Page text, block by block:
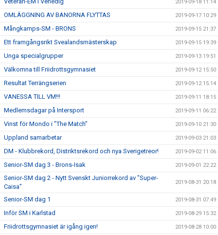
2019-09-18 11:14
OMLÄGGNING AV BANORNA FLYTTAS 2019-09-17 10:29
Mångkamps-SM - BRONS 2019-09-15 21:37
Ett framgångsrikt Svealandsmästerskap 2019-09-15 19:39
Unga specialgrupper 2019-09-13 19:51
Välkomna till Friidrottsgymnasiet 2019-09-12 15:50
Resultat Terrängserien 2019-09-12 15:14
VANESSA TILL VM!!! 2019-09-11 18:15
Medlemsdagar på Intersport 2019-09-11 06:22
Vinst för Mondo i ”The Match” 2019-09-10 21:30
Uppland samarbetar 2019-09-03 21:03
DM - Klubbrekord, Distriktsrekord och nya Sverigetreor! 2019-09-02 11:06
Senior-SM dag 3 - Brons-Isak 2019-09-01 22:22
Senior-SM dag 2 - Nytt Svenskt Juniorrekord av "Super-
Caisa"
2019-08-31 20:18
Senior-SM dag 1 2019-08-31 07:49
Inför SM i Karlstad 2019-08-29 15:32
Friidrottsgymnasiet är igång igen! 2019-08-28 10:00